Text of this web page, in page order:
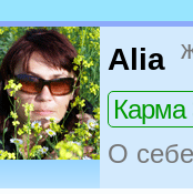
Alia
Карма
О себе